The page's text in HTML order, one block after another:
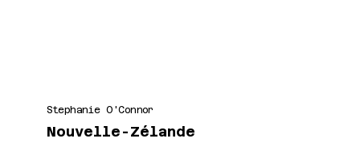
Stephanie O'Connor
Nouvelle-Zélande